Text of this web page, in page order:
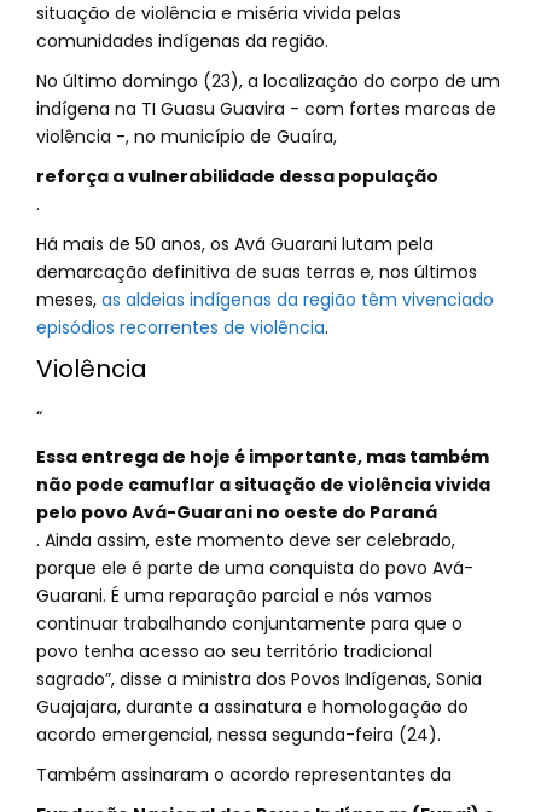
situação de violência e miséria vivida pelas
comunidades indígenas da região.
No último domingo (23), a localização do corpo de um
indígena na TI Guasu Guavira - com fortes marcas de
violência -, no município de Guaíra,
reforça a vulnerabilidade dessa população
.
Há mais de 50 anos, os Avá Guarani lutam pela
demarcação definitiva de suas terras e, nos últimos
meses, as aldeias indígenas da região têm vivenciado
episódios recorrentes de violência.
Violência
“
Essa entrega de hoje é importante, mas também
não pode camuflar a situação de violência vivida
pelo povo Avá-Guarani no oeste do Paraná
. Ainda assim, este momento deve ser celebrado,
porque ele é parte de uma conquista do povo Avá-
Guarani. É uma reparação parcial e nós vamos
continuar trabalhando conjuntamente para que o
povo tenha acesso ao seu território tradicional
sagrado”, disse a ministra dos Povos Indígenas, Sonia
Guajajara, durante a assinatura e homologação do
acordo emergencial, nessa segunda-feira (24).
Também assinaram o acordo representantes da